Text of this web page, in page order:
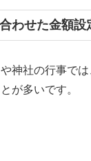
わせた金額設
神社の行事で
が多いです。